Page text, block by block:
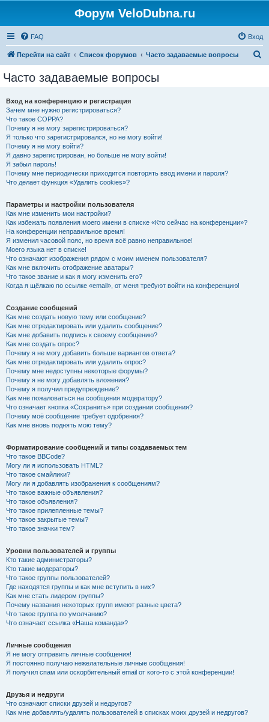
Форум VeloDubna.ru
FAQ Вход
Перейти на сайт Список форумов Часто задаваемые вопросы
Часто задаваемые вопросы
Вход на конференцию и регистрация
Зачем мне нужно регистрироваться?
Что такое COPPA?
Почему я не могу зарегистрироваться?
Я только что зарегистрировался, но не могу войти!
Почему я не могу войти?
Я давно зарегистрирован, но больше не могу войти!
Я забыл пароль!
Почему мне периодически приходится повторять ввод имени и пароля?
Что делает функция «Удалить cookies»?
Параметры и настройки пользователя
Как мне изменить мои настройки?
Как избежать появления моего имени в списке «Кто сейчас на конференции»?
На конференции неправильное время!
Я изменил часовой пояс, но время всё равно неправильное!
Моего языка нет в списке!
Что означают изображения рядом с моим именем пользователя?
Как мне включить отображение аватары?
Что такое звание и как я могу изменить его?
Когда я щёлкаю по ссылке «email», от меня требуют войти на конференцию!
Создание сообщений
Как мне создать новую тему или сообщение?
Как мне отредактировать или удалить сообщение?
Как мне добавить подпись к своему сообщению?
Как мне создать опрос?
Почему я не могу добавить больше вариантов ответа?
Как мне отредактировать или удалить опрос?
Почему мне недоступны некоторые форумы?
Почему я не могу добавлять вложения?
Почему я получил предупреждение?
Как мне пожаловаться на сообщения модератору?
Что означает кнопка «Сохранить» при создании сообщения?
Почему моё сообщение требует одобрения?
Как мне вновь поднять мою тему?
Форматирование сообщений и типы создаваемых тем
Что такое BBCode?
Могу ли я использовать HTML?
Что такое смайлики?
Могу ли я добавлять изображения к сообщениям?
Что такое важные объявления?
Что такое объявления?
Что такое прилепленные темы?
Что такое закрытые темы?
Что такое значки тем?
Уровни пользователей и группы
Кто такие администраторы?
Кто такие модераторы?
Что такое группы пользователей?
Где находятся группы и как мне вступить в них?
Как мне стать лидером группы?
Почему названия некоторых групп имеют разные цвета?
Что такое группа по умолчанию?
Что означает ссылка «Наша команда»?
Личные сообщения
Я не могу отправить личные сообщения!
Я постоянно получаю нежелательные личные сообщения!
Я получил спам или оскорбительный email от кого-то с этой конференции!
Друзья и недруги
Что означают списки друзей и недругов?
Как мне добавлять/удалять пользователей в списках моих друзей и недругов?